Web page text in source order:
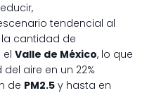
tendencial al
la cantidad de
Valle de México, lo que
aire en un 22%
de PM2.5 y hasta en